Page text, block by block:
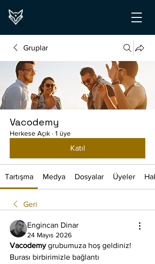
Gruplar
Vacodemy
Herkese Açık · 1 üye
Katıl
Tartışma Medya Dosyalar Üyeler
Geri
Engincan Dinar
24 Mayıs 2026
Vacodemy grubumuza hoş geldiniz!
Burası birbirimizle bağlantı